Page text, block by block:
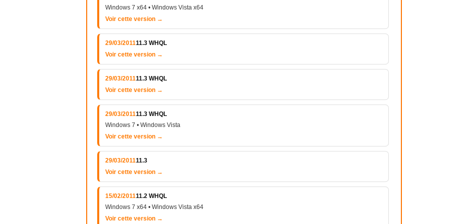
Windows 7 x64 • Windows Vista x64
Voir cette version →
29/03/201111.3 WHQL
Voir cette version →
29/03/201111.3 WHQL
Voir cette version →
29/03/201111.3 WHQL
Windows 7 • Windows Vista
Voir cette version →
29/03/201111.3
Voir cette version →
15/02/201111.2 WHQL
Windows 7 x64 • Windows Vista x64
Voir cette version →